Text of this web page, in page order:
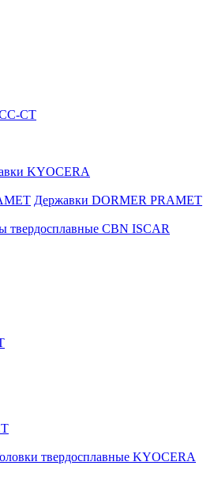
CT
KYOCERA
Державки DORMER PRAMET
твердосплавные CBN ISCAR
твердосплавные KYOCERA